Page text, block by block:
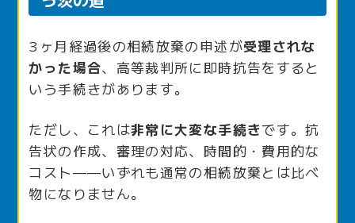
3ヶ月経過後の相続放棄の申述が受理されな
かった場合、高等裁判所に即時抗告をすると
いう手続きがあります。
ただし、これは非常に大変な手続きです。抗
告状の作成、審理の対応、時間的・費用的な
コスト——いずれも通常の相続放棄とは比べ
物になりません。